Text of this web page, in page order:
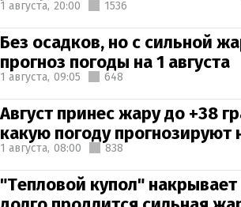
1 августа, 20:00 1536
Без осадков, но с сильной
прогноз погоды на 1 августа
1 августа, 09:05 648
Август принес жару до +38
какую погоду прогнозируют
1 августа, 08:00 838
"Тепловой купол" накрывает